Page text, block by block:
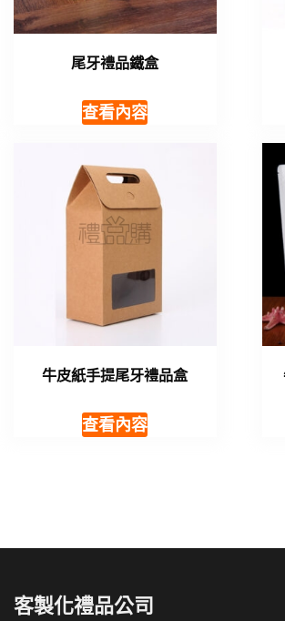
尾牙禮品鐵盒
查看內容
牛皮紙手提尾牙禮品盒
查看內容
客製化禮品公司